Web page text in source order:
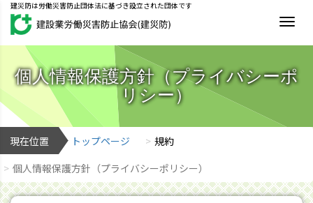
建災防は労働災害防止団体法に基づき設立された団体です
個人情報保護方針（プライバシーポ
リシー）
現在位置 トップページ
規約
個人情報保護方針（プライバシーポリシー）